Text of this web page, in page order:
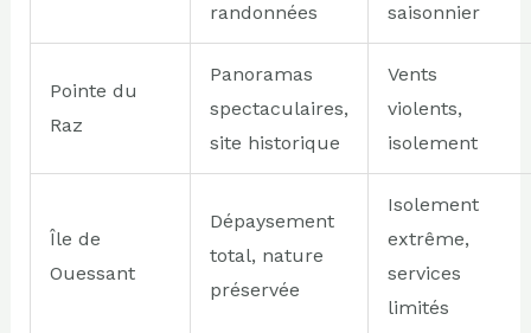
randonnées
saisonnier
Pointe du
Raz
Panoramas
spectaculaires,
site historique
Vents
violents,
isolement
Île de
Ouessant
Dépaysement
total, nature
préservée
Isolement
extrême,
services
limités